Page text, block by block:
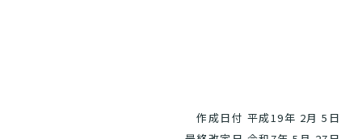
作成日付 平成19年 2月 5日